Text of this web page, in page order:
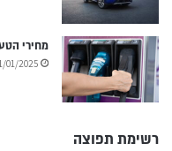
מחירי
01/2025
רשימת תפוצה